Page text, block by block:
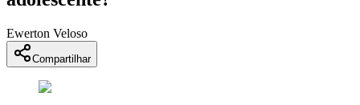
Ewerton Veloso
Compartilhar